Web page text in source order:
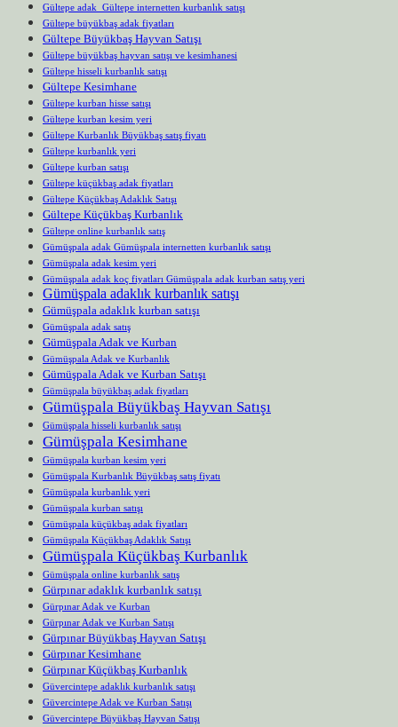
Gültepe adak Gültepe internetten kurbanlık satışı
Gültepe büyükbaş adak fiyatları
Gültepe Büyükbaş Hayvan Satışı
Gültepe büyükbaş hayvan satışı ve kesimhanesi
Gültepe hisseli kurbanlık satışı
Gültepe Kesimhane
Gültepe kurban hisse satışı
Gültepe kurban kesim yeri
Gültepe Kurbanlık Büyükbaş satış fiyatı
Gültepe kurbanlık yeri
Gültepe kurban satışı
Gültepe küçükbaş adak fiyatları
Gültepe Küçükbaş Adaklık Satışı
Gültepe Küçükbaş Kurbanlık
Gültepe online kurbanlık satış
Gümüşpala adak Gümüşpala internetten kurbanlık satışı
Gümüşpala adak kesim yeri
Gümüşpala adak koç fiyatları Gümüşpala adak kurban satış yeri
Gümüşpala adaklık kurbanlık satışı
Gümüşpala adaklık kurban satışı
Gümüşpala adak satış
Gümüşpala Adak ve Kurban
Gümüşpala Adak ve Kurbanlık
Gümüşpala Adak ve Kurban Satışı
Gümüşpala büyükbaş adak fiyatları
Gümüşpala Büyükbaş Hayvan Satışı
Gümüşpala hisseli kurbanlık satışı
Gümüşpala Kesimhane
Gümüşpala kurban kesim yeri
Gümüşpala Kurbanlık Büyükbaş satış fiyatı
Gümüşpala kurbanlık yeri
Gümüşpala kurban satışı
Gümüşpala küçükbaş adak fiyatları
Gümüşpala Küçükbaş Adaklık Satışı
Gümüşpala Küçükbaş Kurbanlık
Gümüşpala online kurbanlık satış
Gürpınar adaklık kurbanlık satışı
Gürpınar Adak ve Kurban
Gürpınar Adak ve Kurban Satışı
Gürpınar Büyükbaş Hayvan Satışı
Gürpınar Kesimhane
Gürpınar Küçükbaş Kurbanlık
Güvercintepe adaklık kurbanlık satışı
Güvercintepe Adak ve Kurban Satışı
Güvercintepe Büyükbaş Hayvan Satışı